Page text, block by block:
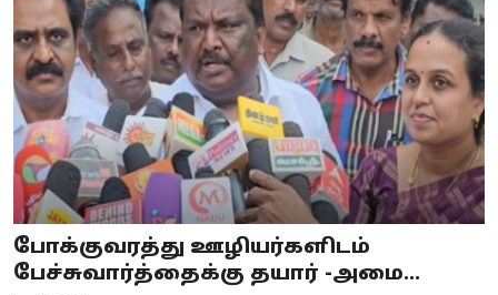
போக்குவரத்து ஊழியர்களிடம்
பேச்சுவார்த்தைக்கு தயார் -அமை...